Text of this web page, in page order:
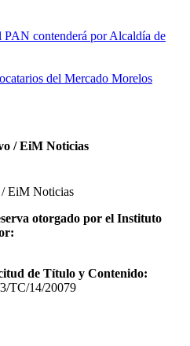
PAN contenderá por Alcaldía de
del Mercado Morelos
/ EiM Noticias
EiM Noticias
otorgado por el Instituto
de Título y Contenido:
TC/14/20079